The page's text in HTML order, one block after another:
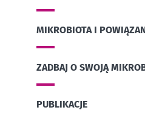
MIKROBIOTA I
ZADBAJ O SWOJĄ
PUBLIKACJE